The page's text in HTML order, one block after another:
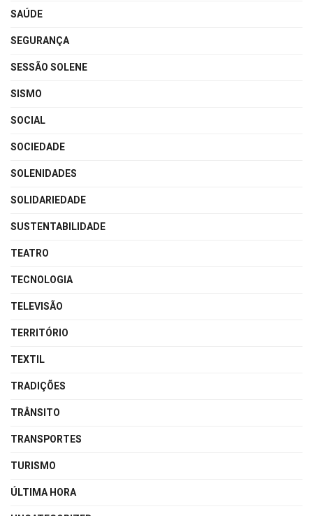
SAÚDE
SEGURANÇA
SESSÃO SOLENE
SISMO
SOCIAL
SOCIEDADE
SOLENIDADES
SOLIDARIEDADE
SUSTENTABILIDADE
TEATRO
TECNOLOGIA
TELEVISÃO
TERRITÓRIO
TEXTIL
TRADIÇÕES
TRÂNSITO
TRANSPORTES
TURISMO
ÚLTIMA HORA